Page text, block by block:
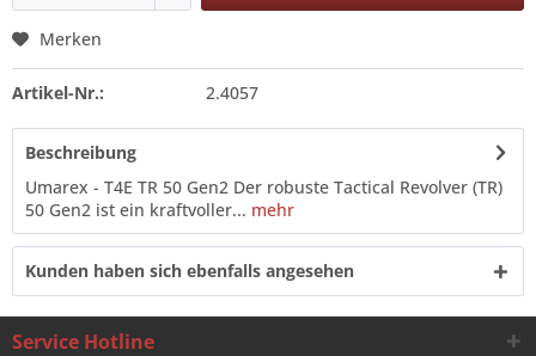
Merken
Artikel-Nr.: 2.4057
Beschreibung
Umarex - T4E TR 50 Gen2 Der robuste Tactical Revolver (TR)
50 Gen2 ist ein kraftvoller... mehr
Kunden haben sich ebenfalls angesehen
Service Hotline